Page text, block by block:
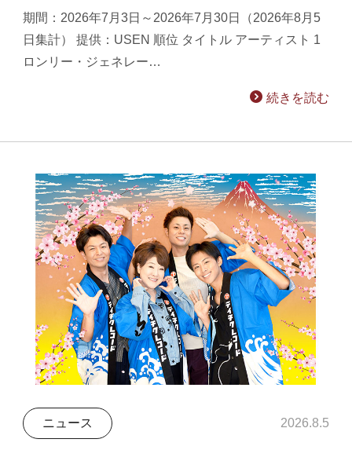
期間：2026年7月3日～2026年7月30日（2026年8月5
日集計） 提供：USEN 順位 タイトル アーティスト 1
ロンリー・ジェネレー…
続きを読む
ニュース 2026.8.5